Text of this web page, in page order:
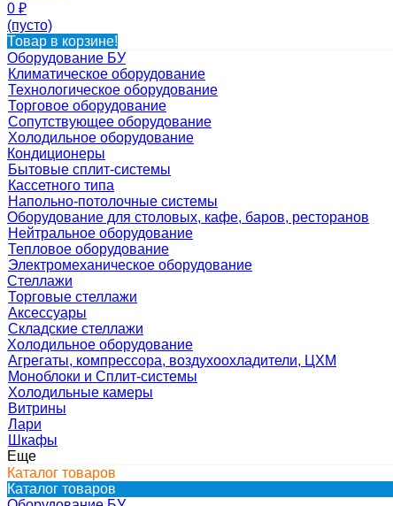
0 ₽
(пусто)
Товар в корзине!
Оборудование БУ
Климатическое оборудование
Технологическое оборудование
Торговое оборудование
Сопутствующее оборудование
Холодильное оборудование
Кондиционеры
Бытовые сплит-системы
Кассетного типа
Напольно-потолочные системы
Оборудование для столовых, кафе, баров, ресторанов
Нейтральное оборудование
Тепловое оборудование
Электромеханическое оборудование
Стеллажи
Торговые стеллажи
Аксессуары
Складские стеллажи
Холодильное оборудование
Агрегаты, компрессора, воздухоохладители, ЦХМ
Моноблоки и Сплит-системы
Холодильные камеры
Витрины
Лари
Шкафы
Еще
Каталог товаров
Каталог товаров